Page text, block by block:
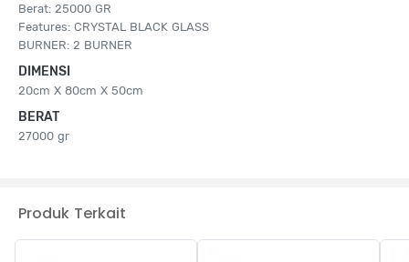
Berat: 25000 GR
Features: CRYSTAL BLACK GLASS
BURNER: 2 BURNER
DIMENSI
20cm X 80cm X 50cm
BERAT
27000 gr
Produk Terkait